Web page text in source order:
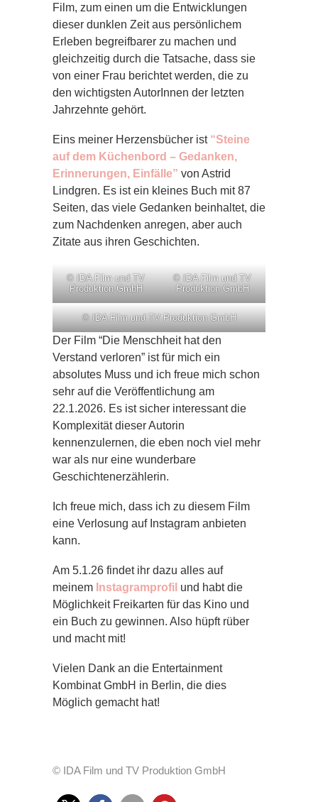
Film, zum einen um die Entwicklungen
dieser dunklen Zeit aus persönlichem
Erleben begreifbarer zu machen und
gleichzeitig durch die Tatsache, dass sie
von einer Frau berichtet werden, die zu
den wichtigsten AutorInnen der letzten
Jahrzehnte gehört.
Eins meiner Herzensbücher ist “Steine
auf dem Küchenbord – Gedanken,
Erinnerungen, Einfälle” von Astrid
Lindgren. Es ist ein kleines Buch mit 87
Seiten, das viele Gedanken beinhaltet, die
zum Nachdenken anregen, aber auch
Zitate aus ihren Geschichten.
© IDA Film und TV
Produktion GmbH
© IDA Film und TV
Produktion GmbH
© IDA Film und TV Produktion GmbH
Der Film “Die Menschheit hat den
Verstand verloren” ist für mich ein
absolutes Muss und ich freue mich schon
sehr auf die Veröffentlichung am
22.1.2026. Es ist sicher interessant die
Komplexität dieser Autorin
kennenzulernen, die eben noch viel mehr
war als nur eine wunderbare
Geschichtenerzählerin.
Ich freue mich, dass ich zu diesem Film
eine Verlosung auf Instagram anbieten
kann.
Am 5.1.26 findet ihr dazu alles auf
meinem Instagramprofil und habt die
Möglichkeit Freikarten für das Kino und
ein Buch zu gewinnen. Also hüpft rüber
und macht mit!
Vielen Dank an die Entertainment
Kombinat GmbH in Berlin, die dies
Möglich gemacht hat!
© IDA Film und TV Produktion GmbH